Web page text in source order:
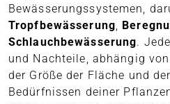
Bewässerungssystemen,
Tropfbewässerung,
Schlauchbewässerung.
und Nachteile, abhängig
der Größe der Fläche und
Bedürfnissen deiner